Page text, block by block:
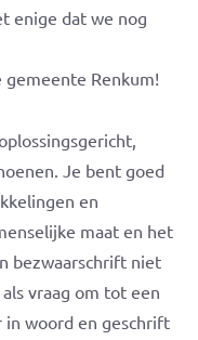
enige dat we nog
gemeente Renkum!
Je bent goed
en
maat en het
bezwaarschrift niet
vraag om tot een
in woord en geschrift